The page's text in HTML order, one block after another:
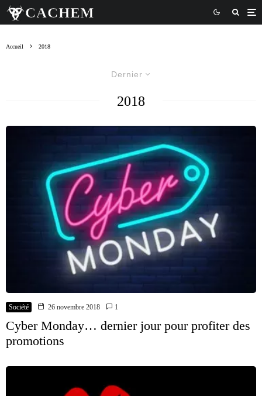
Accueil 2018
Dernier
2018
Société 26 novembre 2018 1
Cyber Monday… dernier jour pour profiter des
promotions